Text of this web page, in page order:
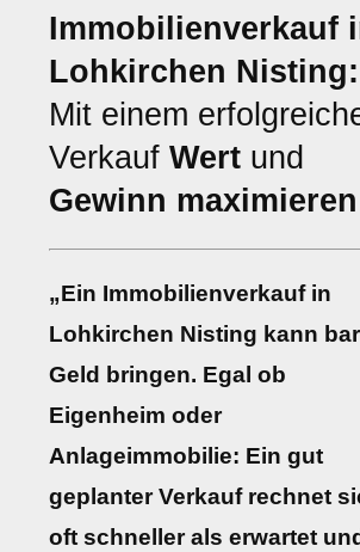
Immobilienverkauf
Lohkirchen Nisting:
Mit einem
Verkauf Wert und
Gewinn maximieren
„Ein Immobilienverkauf in
Lohkirchen Nisting kann
Geld bringen. Egal ob
Eigenheim oder
Anlageimmobilie: Ein gut
geplanter Verkauf rechnet
oft schneller als erwartet und